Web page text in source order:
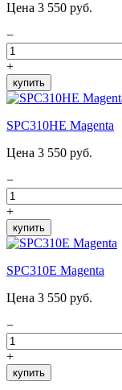
Цена 3 550 руб.
−
+
купить
SPC310HE Magenta
Цена 3 550 руб.
−
+
купить
SPC310E Magenta
Цена 3 550 руб.
−
+
купить